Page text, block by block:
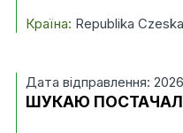
Країна: Republika Czeska
Дата відправлення:
ШУКАЮ